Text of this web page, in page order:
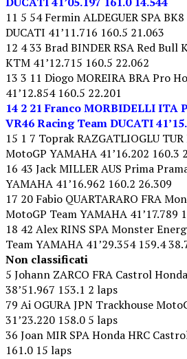
11 5 54 Fermin ALDEGUER SPA
DUCATI 41’11.716 160.5 21.063
12 4 33 Brad BINDER RSA Red Bull
KTM 41’12.715 160.5 22.062
13 3 11 Diogo MOREIRA BRA Pro
41’12.854 160.5 22.201
14 2 21 Franco MORBIDELLI ITA
VR46 Racing Team DUCATI
15 1 7 Toprak RAZGATLIOGLU
MotoGP YAMAHA 41’16.202 160.3
16 43 Jack MILLER AUS Prima
YAMAHA 41’16.962 160.2 26.309
17 20 Fabio QUARTARARO FRA
MotoGP Team YAMAHA 41’17.789
18 42 Alex RINS SPA Monster
Team YAMAHA 41’29.354 159.4
Non classificati
5 Johann ZARCO FRA Castrol
38’51.967 153.1 2 laps
79 Ai OGURA JPN Trackhouse
31’23.220 158.0 5 laps
36 Joan MIR SPA Honda HRC
161.0 15 laps